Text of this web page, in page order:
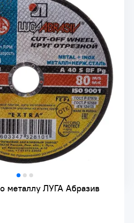
металлу ЛУГА Абразив